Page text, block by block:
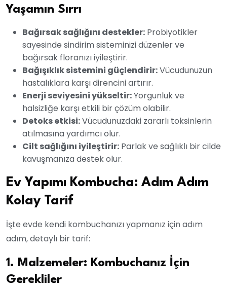
Yaşamın Sırrı
Bağırsak sağlığını destekler: Probiyotikler
sayesinde sindirim sisteminizi düzenler ve
bağırsak floranızı iyileştirir.
Bağışıklık sistemini güçlendirir:Vücudunuzun
hastalıklara karşı direncini artırır.
Enerji seviyesini yükseltir:Yorgunluk ve
halsizliğe karşı etkili bir çözüm olabilir.
Detoks etkisi:Vücudunuzdaki zararlı toksinlerin
atılmasına yardımcı olur.
Cilt sağlığını iyileştirir: Parlak ve sağlıklı bir cilde
kavuşmanıza destek olur.
Ev Yapımı Kombucha: Adım Adım
Kolay Tarif
İşte evde kendi kombuchanızı yapmanız için adım
adım, detaylı bir tarif:
1. Malzemeler: Kombuchanız İçin
Gerekliler